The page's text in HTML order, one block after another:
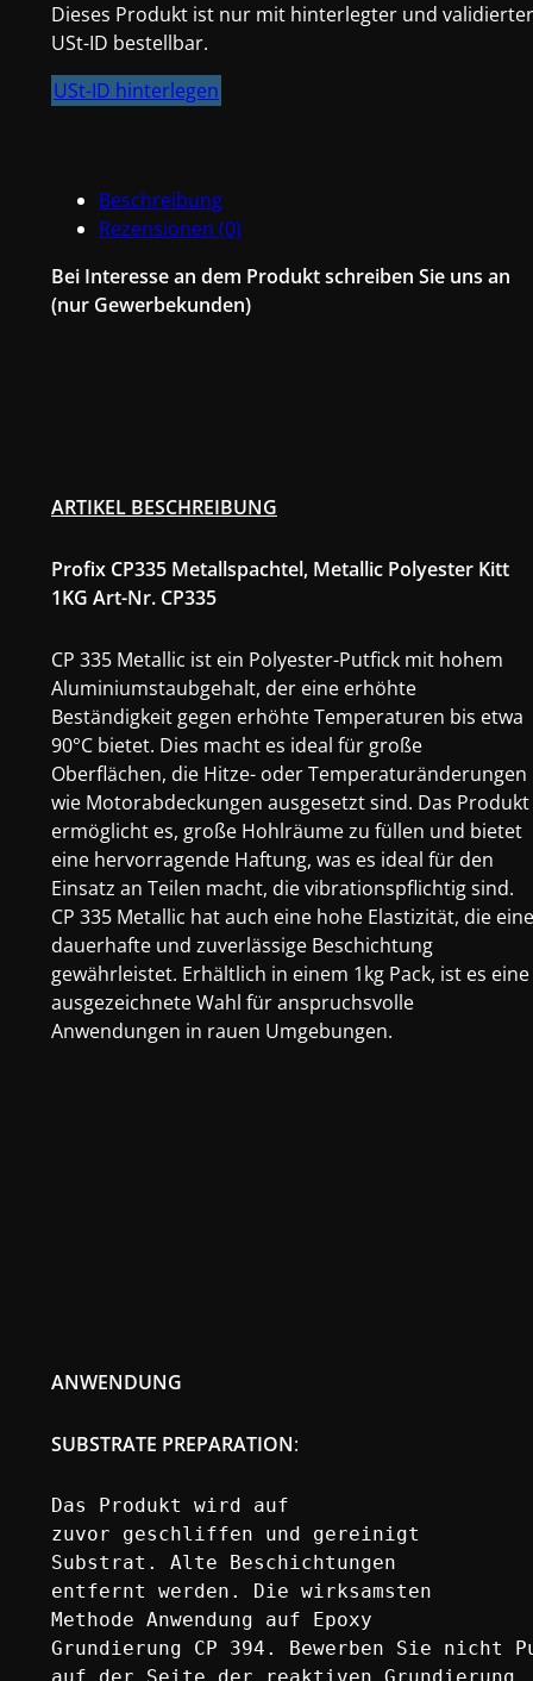
Dieses Produkt ist nur mit hinterlegter und validierter
USt-ID bestellbar.
USt-ID hinterlegen
Beschreibung
Rezensionen (0)
Bei Interesse an dem Produkt schreiben Sie uns an
(nur Gewerbekunden)
ARTIKEL BESCHREIBUNG
Profix CP335 Metallspachtel, Metallic Polyester Kitt
1KG Art-Nr. CP335
CP 335 Metallic ist ein Polyester-Putfick mit hohem
Aluminiumstaubgehalt, der eine erhöhte
Beständigkeit gegen erhöhte Temperaturen bis etwa
90°C bietet. Dies macht es ideal für große
Oberflächen, die Hitze- oder Temperaturänderungen
wie Motorabdeckungen ausgesetzt sind. Das Produkt
ermöglicht es, große Hohlräume zu füllen und bietet
eine hervorragende Haftung, was es ideal für den
Einsatz an Teilen macht, die vibrationspflichtig sind.
CP 335 Metallic hat auch eine hohe Elastizität, die eine
dauerhafte und zuverlässige Beschichtung
gewährleistet. Erhältlich in einem 1kg Pack, ist es eine
ausgezeichnete Wahl für anspruchsvolle
Anwendungen in rauen Umgebungen.
ANWENDUNG
SUBSTRATE PREPARATION:
Das Produkt wird auf
zuvor geschliffen und gereinigt
Substrat. Alte Beschichtungen
entfernt werden. Die wirksamsten
Methode Anwendung auf Epoxy
Grundierung CP 394. Bewerben Sie nicht